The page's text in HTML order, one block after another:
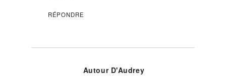
RÉPONDRE
Autour D'Audrey